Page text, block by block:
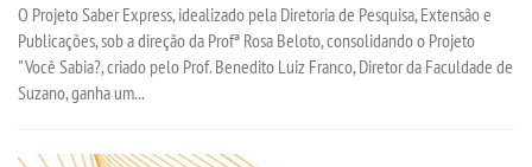
O Projeto Saber Express, idealizado pela Diretoria de Pesquisa, Extensão e
Publicações, sob a direção da Profª Rosa Beloto, consolidando o Projeto
"Você Sabia?, criado pelo Prof. Benedito Luiz Franco, Diretor da Faculdade de
Suzano, ganha um...